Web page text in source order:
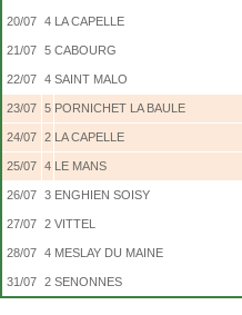
20/07 4 LA CAPELLE
21/07 5 CABOURG
22/07 4 SAINT MALO
23/07 5 PORNICHET LA BAULE
24/07 2 LA CAPELLE
25/07 4 LE MANS
26/07 3 ENGHIEN SOISY
27/07 2 VITTEL
28/07 4 MESLAY DU MAINE
31/07 2 SENONNES